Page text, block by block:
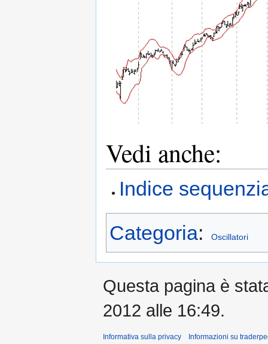
Vedi anche:
Indice
Categoria: Oscillatori
Questa pagina è
2012 alle 16:49.
Informativa sulla privacy Informazioni su